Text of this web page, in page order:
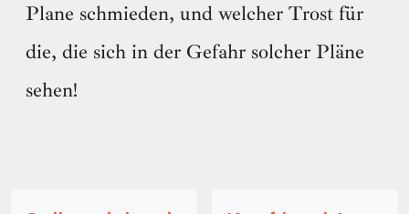
Plane schmieden, und welcher Trost für
die, die sich in der Gefahr solcher Pläne
sehen!